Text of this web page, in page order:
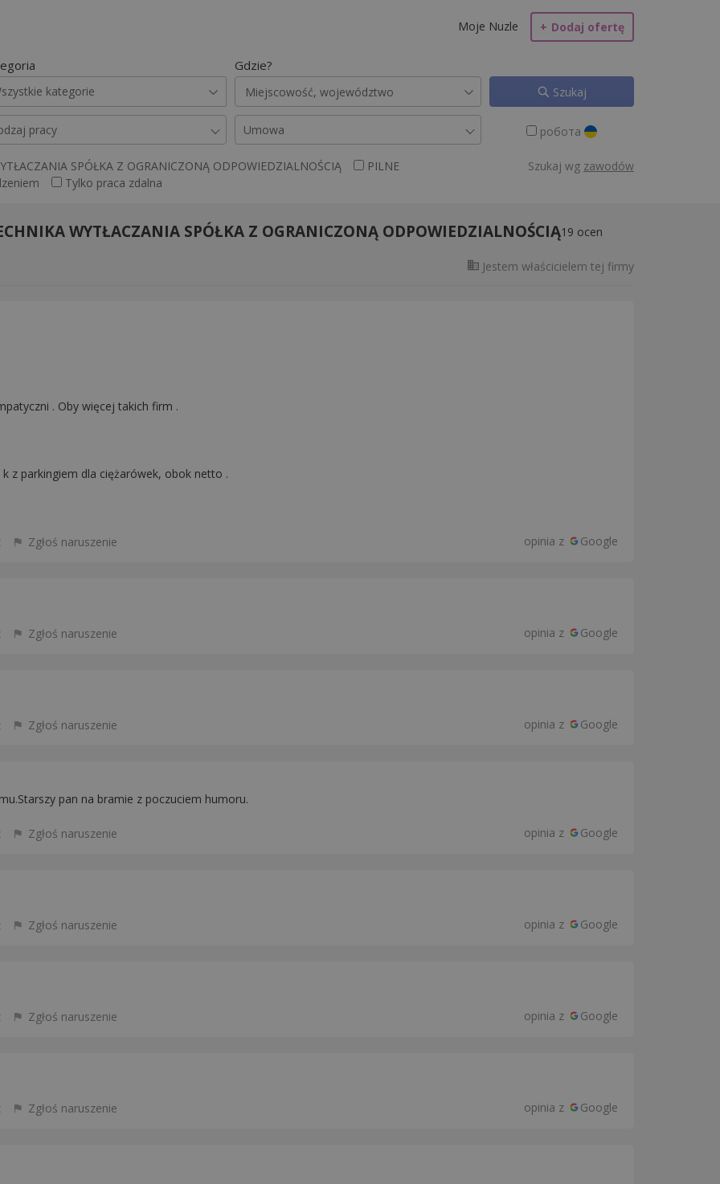
+ Dodaj ofertę
Moje Nuzle
kategorie
Gdzie?
Szukaj
pracy Umowa робота
SPÓŁKA Z OGRANICZONĄ ODPOWIEDZIALNOŚCIĄ
PILNE
Tylko praca zdalna
Szukaj wg zawodów
WYTŁACZANIA SPÓŁKA Z OGRANICZONĄ ODPOWIEDZIALNOŚCIĄ19 ocen
Jestem właścicielem tej firmy
. Oby więcej takich firm .
z parkingiem dla ciężarówek, obok netto .
Zgłoś naruszenie opinia z Google
Zgłoś naruszenie opinia z Google
Zgłoś naruszenie opinia z Google
pan na bramie z poczuciem humoru.
Zgłoś naruszenie opinia z Google
Zgłoś naruszenie opinia z Google
Zgłoś naruszenie opinia z Google
Zgłoś naruszenie opinia z Google